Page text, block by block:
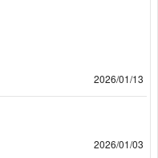
2026/01/13
2026/01/03